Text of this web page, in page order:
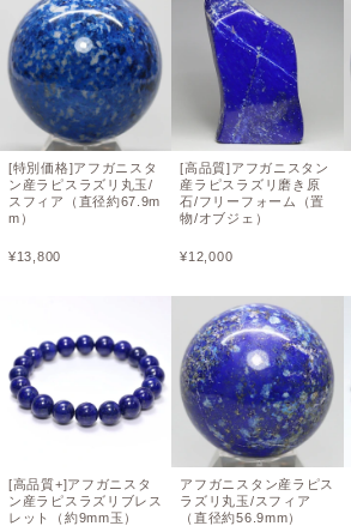
[特別価格]アフガニスタ
ン産ラピスラズリ丸玉/
スフィア（直径約67.9m
m）
¥13,800
[高品質+]アフガニスタ
ン産ラピスラズリブレス
レット（約9mm玉）
[高品質]アフガニスタン
産ラピスラズリ磨き原
石/フリーフォーム（置
物/オブジェ）
¥12,000
アフガニスタン産ラピス
ラズリ丸玉/スフィア
（直径約56.9mm）